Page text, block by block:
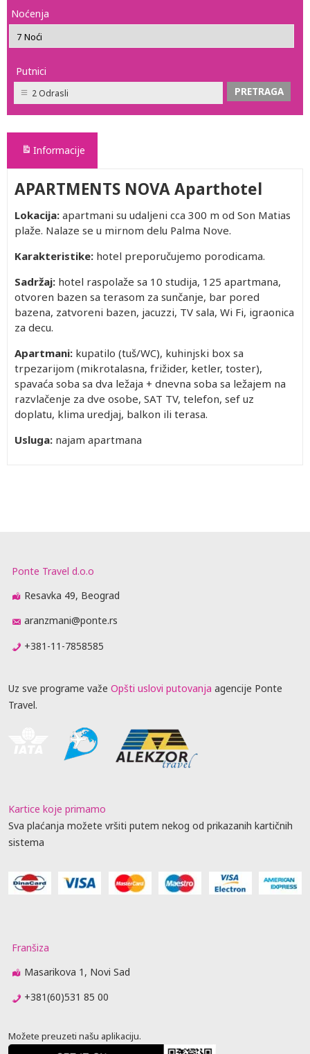
Noćenja
Putnici
2 Odrasli
Informacije
APARTMENTS NOVA Aparthotel
Lokacija: apartmani su udaljeni cca 300 m od Son Matias
plaže. Nalaze se u mirnom delu Palma Nove.
Karakteristike: hotel preporučujemo porodicama.
Sadržaj: hotel raspolaže sa 10 studija, 125 apartmana,
otvoren bazen sa terasom za sunčanje, bar pored
bazena, zatvoreni bazen, jacuzzi, TV sala, Wi Fi, igraonica
za decu.
Apartmani: kupatilo (tuš/WC), kuhinjski box sa
trpezarijom (mikrotalasna, frižider, ketler, toster),
spavaća soba sa dva ležaja + dnevna soba sa ležajem na
razvlačenje za dve osobe, SAT TV, telefon, sef uz
doplatu, klima uredjaj, balkon ili terasa.
Usluga: najam apartmana
Ponte Travel d.o.o
Resavka 49, Beograd
aranzmani@ponte.rs
+381-11-7858585
Uz sve programe važe Opšti uslovi putovanja agencije Ponte
Travel.
Kartice koje primamo
Sva plaćanja možete vršiti putem nekog od prikazanih kartičnih
sistema
Franšiza
Masarikova 1, Novi Sad
+381(60)531 85 00
Možete preuzeti našu aplikaciju.